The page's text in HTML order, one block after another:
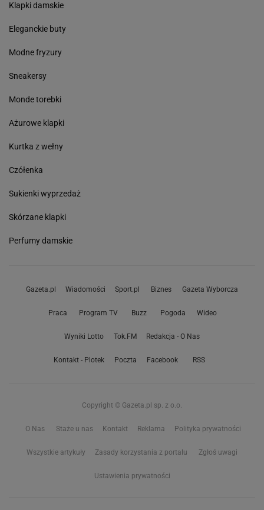
Klapki damskie
Eleganckie buty
Modne fryzury
Sneakersy
Monde torebki
Ażurowe klapki
Kurtka z wełny
Czółenka
Sukienki wyprzedaż
Skórzane klapki
Perfumy damskie
Gazeta.pl Wiadomości Sport.pl Biznes Gazeta Wyborcza
Praca Program TV Buzz Pogoda Wideo
Wyniki Lotto Tok.FM Redakcja - O Nas
Kontakt - Plotek Poczta Facebook RSS
Copyright © Gazeta.pl sp. z o.o.
O Nas Staże u nas Kontakt Reklama Polityka prywatności
Wszystkie artykuły Zasady korzystania z portalu Zgłoś uwagi
Ustawienia prywatności